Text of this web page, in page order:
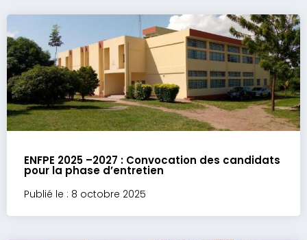
ENFPE 2025 –2027 : Convocation des candidats
pour la phase d’entretien
Publié le : 8 octobre 2025